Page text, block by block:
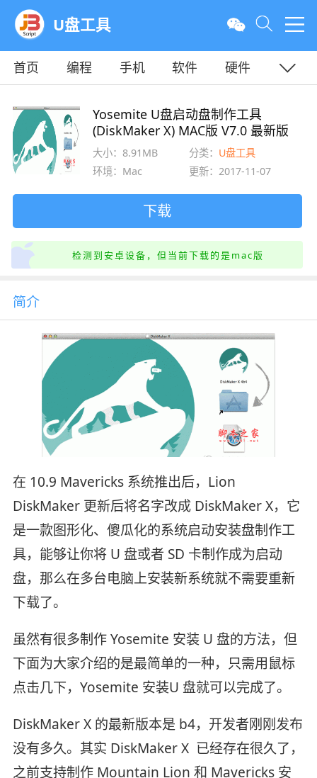
U盘工具
首页 编程 手机 软件
硬件
Yosemite U盘启动盘制作工具
(DiskMaker X) MAC版 V7.0 最新版
大小：8.91MB 分类： U盘工具
环境：Mac
更新：2017-11-07
下载
检测到安卓设备，但当前下载的是mac版
简介
在 10.9 Mavericks 系统推出后，Lion
DiskMaker 更新后将名字改成 DiskMaker X，它
是一款图形化、傻瓜化的系统启动安装盘制作工
具，能够让你将 U 盘或者 SD 卡制作成为启动
盘，那么在多台电脑上安装新系统就不需要重新
下载了。
虽然有很多制作 Yosemite 安装 U 盘的方法，但
下面为大家介绍的是最简单的一种，只需用鼠标
点击几下，Yosemite 安装U 盘就可以完成了。
DiskMaker X 的最新版本是 b4，开发者刚刚发布
没有多久。其实 DiskMaker X 已经存在很久了，
之前支持制作 Mountain Lion 和 Mavericks 安